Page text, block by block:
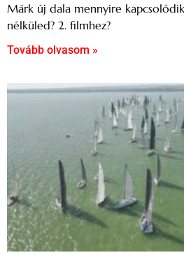
Márk új dala mennyire
nélküled? 2. filmhez?
Tovább olvasom »